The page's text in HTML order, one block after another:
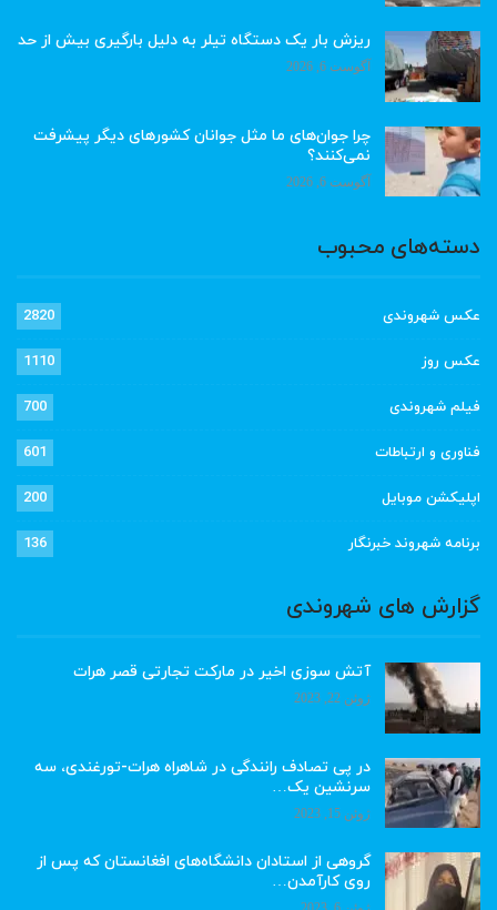
ریزش بار یک دستگاه تیلر به دلیل بارگیری بیش از حد
آگوست 6, 2026
چرا جوان‌های ما مثل جوانان کشورهای دیگر پیشرفت
نمی‌کنند؟
آگوست 6, 2026
دسته‌های محبوب
عکس شهروندی 2820
عکس روز 1110
فیلم شهروندی 700
فناوری و ارتباطات 601
اپلیکشن موبایل 200
برنامه شهروند خبرنگار 136
گزارش های شهروندی
آتش سوزی اخیر در مارکت تجارتی قصر هرات
ژوئن 22, 2023
در پی تصادف رانندگی در شاهراه هرات-تورغندی، سه
سرنشین یک…
ژوئن 15, 2023
گروهی از استادان دانشگاه‌های افغانستان که پس از
روی کارآمدن…